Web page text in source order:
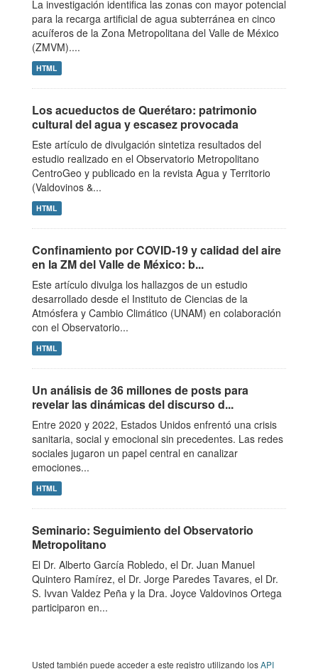
La investigación identifica las zonas con mayor potencial
para la recarga artificial de agua subterránea en cinco
acuíferos de la Zona Metropolitana del Valle de México
(ZMVM)....
HTML
Los acueductos de Querétaro: patrimonio
cultural del agua y escasez provocada
Este artículo de divulgación sintetiza resultados del
estudio realizado en el Observatorio Metropolitano
CentroGeo y publicado en la revista Agua y Territorio
(Valdovinos &...
HTML
Confinamiento por COVID‑19 y calidad del aire
en la ZM del Valle de México: b...
Este artículo divulga los hallazgos de un estudio
desarrollado desde el Instituto de Ciencias de la
Atmósfera y Cambio Climático (UNAM) en colaboración
con el Observatorio...
HTML
Un análisis de 36 millones de posts para
revelar las dinámicas del discurso d...
Entre 2020 y 2022, Estados Unidos enfrentó una crisis
sanitaria, social y emocional sin precedentes. Las redes
sociales jugaron un papel central en canalizar
emociones...
HTML
Seminario: Seguimiento del Observatorio
Metropolitano
El Dr. Alberto García Robledo, el Dr. Juan Manuel
Quintero Ramírez, el Dr. Jorge Paredes Tavares, el Dr.
S. Ivvan Valdez Peña y la Dra. Joyce Valdovinos Ortega
participaron en...
Usted también puede acceder a este registro utilizando losAPI